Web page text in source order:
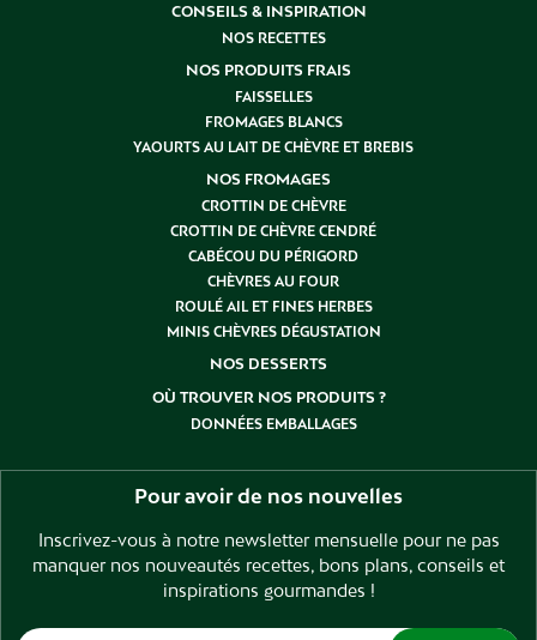
CONSEILS & INSPIRATION
NOS RECETTES
NOS PRODUITS FRAIS
FAISSELLES
FROMAGES BLANCS
YAOURTS AU LAIT DE CHÈVRE ET BREBIS
NOS FROMAGES
CROTTIN DE CHÈVRE
CROTTIN DE CHÈVRE CENDRÉ
CABÉCOU DU PÉRIGORD
CHÈVRES AU FOUR
ROULÉ AIL ET FINES HERBES
MINIS CHÈVRES DÉGUSTATION
NOS DESSERTS
OÙ TROUVER NOS PRODUITS ?
DONNÉES EMBALLAGES
Pour avoir de nos nouvelles
Inscrivez-vous à notre newsletter mensuelle pour ne pas
manquer nos nouveautés recettes, bons plans, conseils et
inspirations gourmandes !